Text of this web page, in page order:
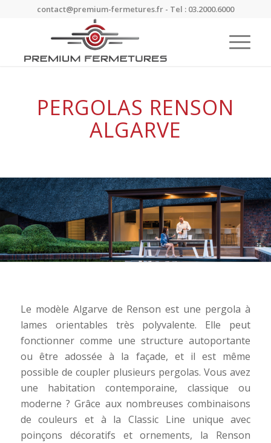
contact@premium-fermetures.fr - Tel : 03.2000.6000
PERGOLAS RENSON
ALGARVE
Le modèle Algarve de Renson est une pergola à
lames orientables très polyvalente. Elle peut
fonctionner comme une structure autoportante
ou être adossée à la façade, et il est même
possible de coupler plusieurs pergolas. Vous avez
une habitation contemporaine, classique ou
moderne ? Grâce aux nombreuses combinaisons
de couleurs et à la Classic Line unique avec
poinçons décoratifs et ornements, la Renson